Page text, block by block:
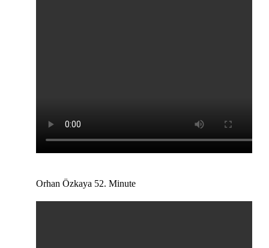
Orhan Özkaya 52. Minute